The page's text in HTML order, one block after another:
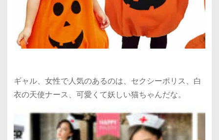
ギャル、女性で人気のあるのは、セクシーポリス、白
衣の天使ナース、可愛くて妖しい猫ちゃんだな。